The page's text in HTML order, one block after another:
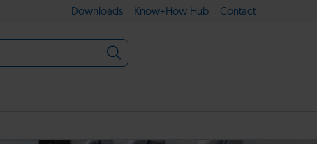
Downloads Know+How Hub Contact